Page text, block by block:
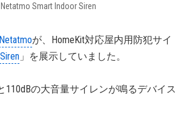
Netatmo Smart Indoor Siren
Netatmoが、HomeKit対応屋内用防犯サイ
」を展示していました。
110dBの大音量サイレンが鳴るデバイス